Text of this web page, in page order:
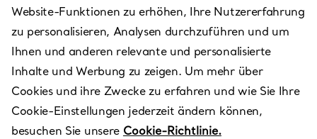
Verfügbare Leistungen
3-14-1 Shinjuku , Shinjuku-ku ,Tokyo,JP 160-0022
Website-Funktionen zu erhöhen, Ihre Nutzererfahrung
zu personalisieren, Analysen durchzuführen und um
Ihnen und anderen relevante und personalisierte
Inhalte und Werbung zu zeigen. Um mehr über
Cookies und ihre Zwecke zu erfahren und wie Sie Ihre
Cookie-Einstellungen jederzeit ändern können,
besuchen Sie unsere Cookie-Richtlinie.